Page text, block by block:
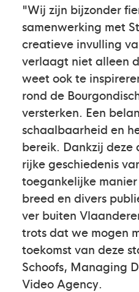
"Wij zijn bijzonder
samenwerking met
creatieve invulling
verlaagt niet alleen
weet ook te
rond de
versterken. Een
schaalbaarheid en
bereik. Dankzij
rijke geschiedenis
toegankelijke
breed en divers
ver buiten
trots dat we mogen
toekomst van deze
Schoofs, Managing
Video Agency.